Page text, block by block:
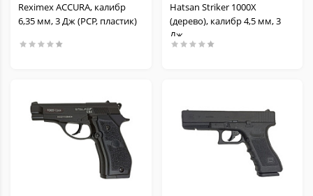
Reximex ACCURA, калибр
6,35 мм, 3 Дж (РСР, пластик)
Hatsan Striker 1000X
(дерево), калибр 4,5 мм, 3
Дж.